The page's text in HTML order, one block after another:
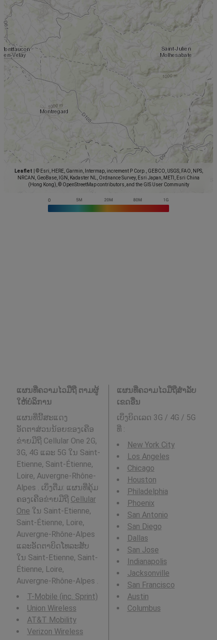
Leaflet
© Esri, HERE, Garmin, Intermap, increment P Corp., GEBCO, USGS, FAO, NPS,
NRCAN, GeoBase, IGN, Kadaster NL, Ordnance Survey, Esri Japan, METI, Esri China
(Hong Kong), © OpenStreetMap contributors, and the GIS User Community
ແຜນທີ່ຄວາມໄວມືຖື ຕາມຜູ້
ໃຫ້ບໍລິການ
ແຜນທີ່ນີ້ສະແດງ
ອັດຕາສ່ວນນ້ອຍຂອງເຄືອ
ຂ່າຍມືຖື Cellular One 2G,
3G, 4G ແລະ 5G ໃນ Saint-
Etienne, Saint-Étienne,
Loire, Auvergne-Rhône-
Alpes . ເບິ່ງຕື່ມ: ແຜນທີ່ຄຸ້ມ
ຄອງເຄືອຂ່າຍມືຖື Cellular
One ໃນ Saint-Etienne,
Saint-Étienne, Loire,
Auvergne-Rhône-Alpes
ແລະອັດຕາບິດໂທລະສັບ
ໃນ Saint-Etienne, Saint-
Étienne, Loire,
Auvergne-Rhône-Alpes .
T-Mobile (inc. Sprint)
Union Wireless
AT&T Mobility
Verizon Wireless
ແຜນທີ່ຄວາມໄວມືຖືສໍາລັບ
ເຂດອື່ນ
ເບິ່ງບິດເລດ 3G / 4G / 5G
ທີ່ :
New York City
Los Angeles
Chicago
Houston
Philadelphia
Phoenix
San Antonio
San Diego
Dallas
San Jose
Indianapolis
Jacksonville
San Francisco
Austin
Columbus